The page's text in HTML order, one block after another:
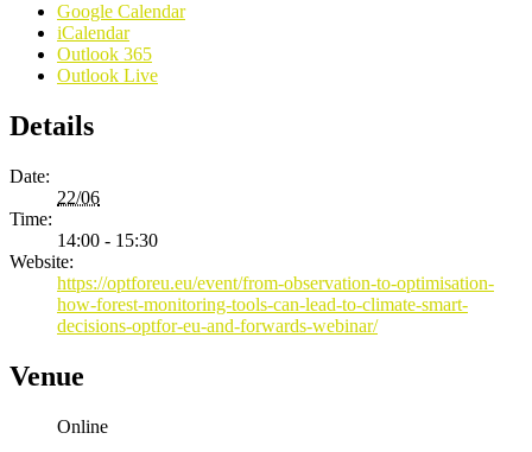
Google Calendar
iCalendar
Outlook 365
Outlook Live
Details
Date:
22/06
Time:
14:00 - 15:30
Website:
https://optforeu.eu/event/from-observation-to-optimisation-
how-forest-monitoring-tools-can-lead-to-climate-smart-
decisions-optfor-eu-and-forwards-webinar/
Venue
Online